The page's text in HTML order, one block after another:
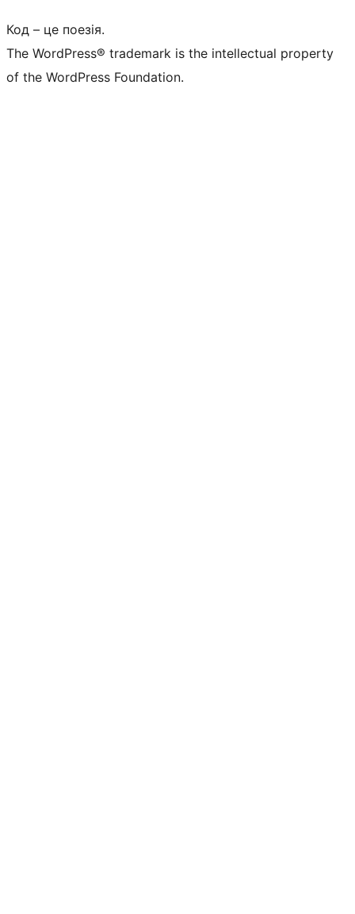
Код – це поезія.
The WordPress® trademark is the intellectual property
of the WordPress Foundation.